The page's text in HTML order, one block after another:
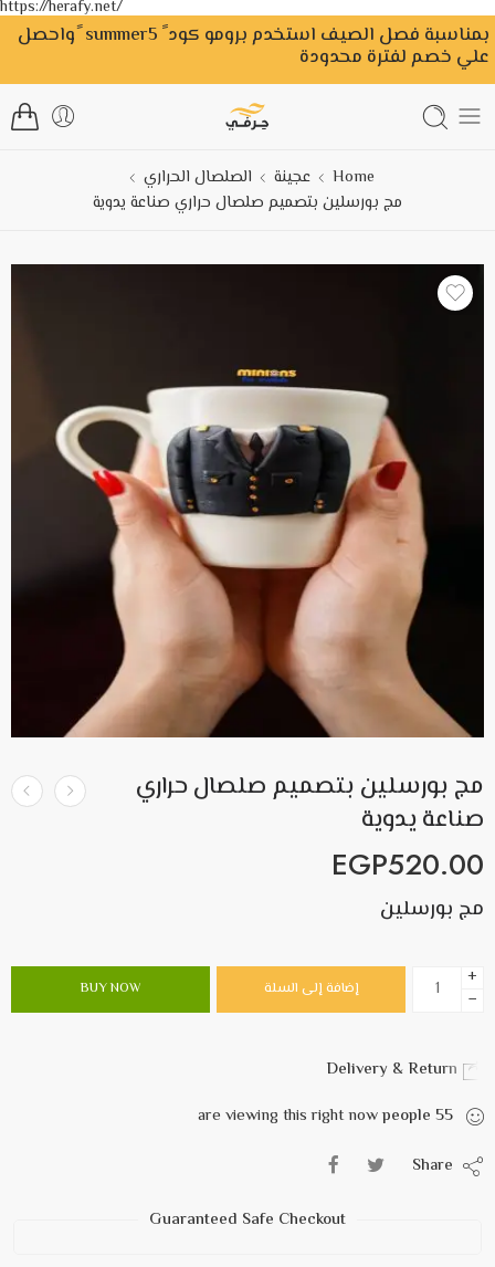
https://herafy.net/
بمناسبة فصل الصيف استخدم برومو كود ً summer5 ًواحصل
علي خصم لفترة محدودة
Home عجينة
الصلصال الحراري
مج بورسلين بتصميم صلصال حراري صناعة يدوية
مج بورسلين بتصميم صلصال حراري
صناعة يدوية
EGP520.00
مج بورسلين
+
−
إضافة إلى السلة BUY NOW
55
people
Guaranteed Safe Checkout